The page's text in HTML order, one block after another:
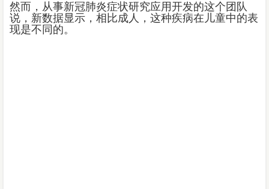
然而，从事新冠肺炎症状研究应用开发的这个团队
说，新数据显示，相比成人，这种疾病在儿童中的表
现是不同的。